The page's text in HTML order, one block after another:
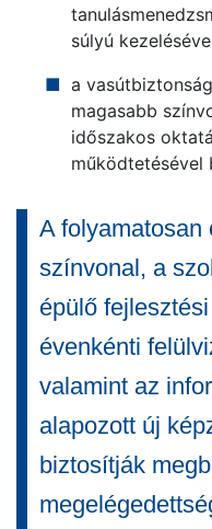
súlyú
a
magasabb
időszakos
működtetésével
A folyamatosan
színvonal, a
épülő
évenkénti
valamint az
alapozott új
biztosítják